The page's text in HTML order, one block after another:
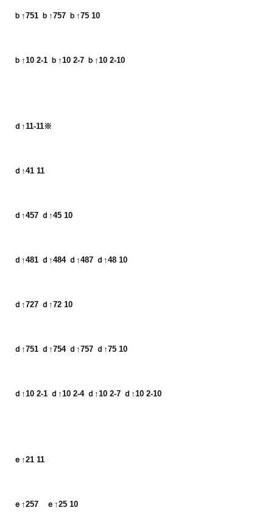
ｂ↑751 ｂ↑757 ｂ↑75 10
ｂ↑10 2-1 ｂ↑10 2-7 ｂ↑10 2-10
ｄ↑11-11※
ｄ↑41 11
ｄ↑457 ｄ↑45 10
ｄ↑481 ｄ↑484 ｄ↑487 ｄ↑48 10
ｄ↑727 ｄ↑72 10
ｄ↑751 ｄ↑754 ｄ↑757 ｄ↑75 10
ｄ↑10 2-1 ｄ↑10 2-4 ｄ↑10 2-7 ｄ↑10 2-10
ｅ↑21 11
ｅ↑257　ｅ↑25 10